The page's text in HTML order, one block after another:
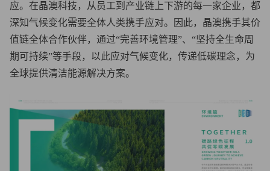
应。在晶澳科技，从员工到产业链上下游的每一家企业，都
深知气候变化需要全体人类携手应对。因此，晶澳携手其价
值链全体合作伙伴，通过“完善环境管理”、“坚持全生命周
期可持续”等手段，以此应对气候变化，传递低碳理念，为
全球提供清洁能源解决方案。